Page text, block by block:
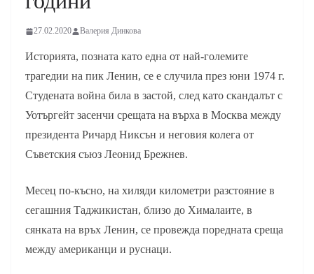
27.02.2020 Валерия Динкова
Историята, позната като една от най-големите
трагедии на пик Ленин, се е случила през юни 1974 г.
Студената война била в застой, след като скандалът с
Уотъргейт засенчи срещата на върха в Москва между
президента Ричард Никсън и неговия колега от
Съветския съюз Леонид Брежнев.
Месец по-късно, на хиляди километри разстояние в
сегашния Таджикистан, близо до Хималаите, в
сянката на връх Ленин, се провежда поредната среща
между американци и руснаци.